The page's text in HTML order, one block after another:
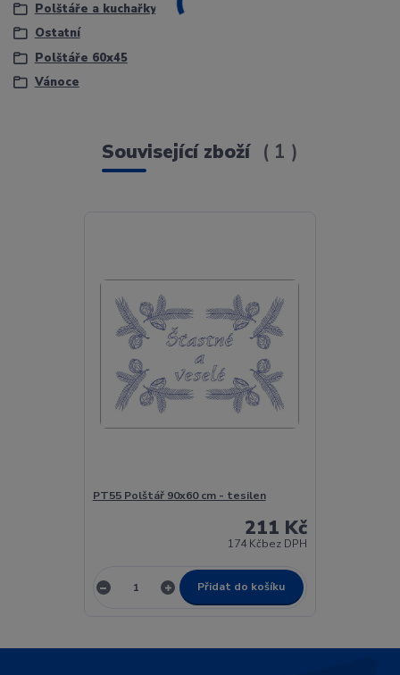
Polštáře a kuchařky
Ostatní
Polštáře 60x45
Vánoce
Související zboží 1
PT55 Polštář 90x60 cm - tesilen
211 Kč
174 Kčbez DPH
Přidat do košíku